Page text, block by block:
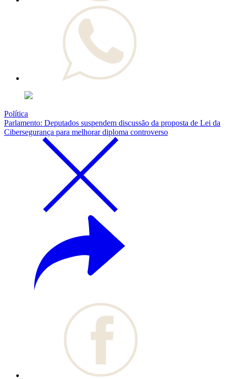
Política
Parlamento: Deputados suspendem discussão da proposta de Lei da
Cibersegurança para melhorar diploma controverso